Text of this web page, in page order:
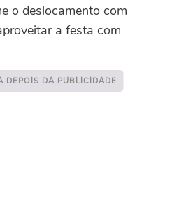
o deslocamento com
a festa com